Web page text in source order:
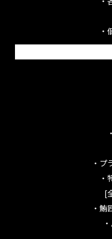
・
・
・ プ
・
[
・ 鮪
・